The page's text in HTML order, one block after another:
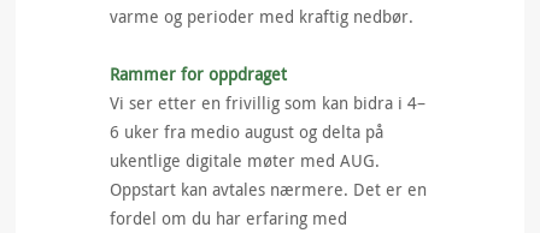
varme og perioder med kraftig nedbør.
Rammer for oppdraget
Vi ser etter en frivillig som kan bidra i 4–
6 uker fra medio august og delta på
ukentlige digitale møter med AUG.
Oppstart kan avtales nærmere. Det er en
fordel om du har erfaring med